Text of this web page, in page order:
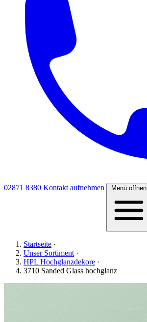
02871 8380 Kontakt aufnehmen Menü öffnen
Startseite ·
Unser Sortiment ·
HPL Hochglanzdekore ·
3710 Sanded Glass hochglanz